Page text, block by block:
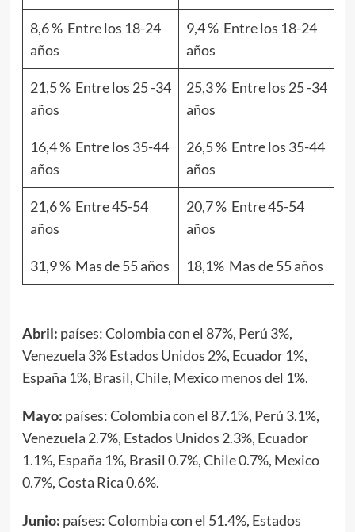
8,6 % Entre los 18-24
años
9,4 % Entre los 18-24
años
21,5 % Entre los 25 -34
años
25,3 % Entre los 25 -34
años
16,4 % Entre los 35-44
años
26,5 % Entre los 35-44
años
21,6 % Entre 45-54
años
20,7 % Entre 45-54
años
31,9 % Mas de 55 años 18,1% Mas de 55 años
Abril: países: Colombia con el 87%, Perú 3%,
Venezuela 3% Estados Unidos 2%, Ecuador 1%,
España 1%, Brasil, Chile, Mexico menos del 1%.
Mayo: países: Colombia con el 87.1%, Perú 3.1%,
Venezuela 2.7%, Estados Unidos 2.3%, Ecuador
1.1%, España 1%, Brasil 0.7%, Chile 0.7%, Mexico
0.7%, Costa Rica 0.6%.
Junio: países: Colombia con el 51.4%, Estados